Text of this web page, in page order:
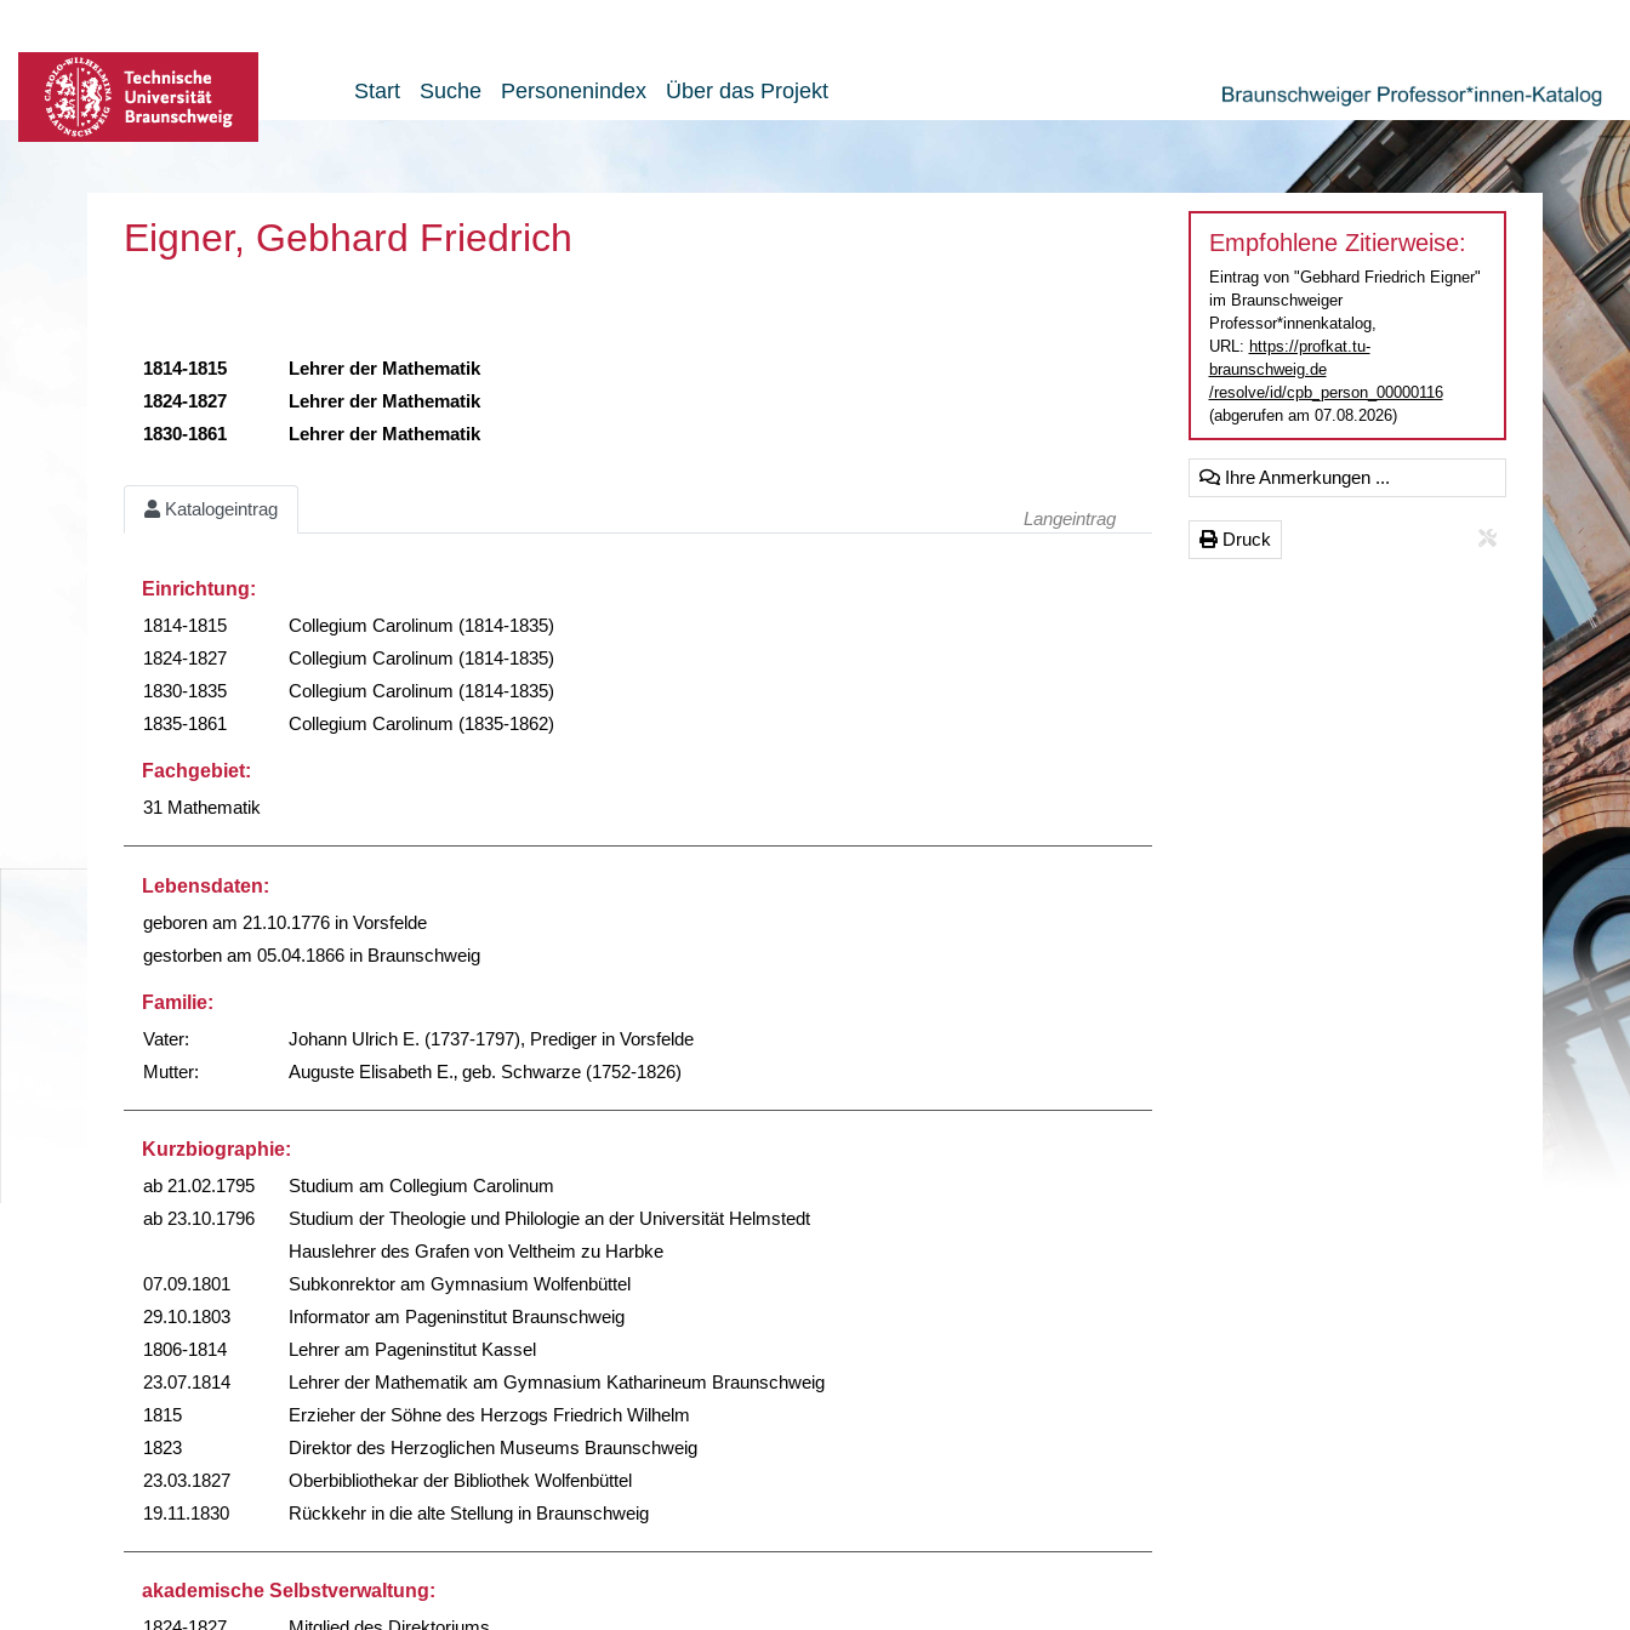
Start Suche Personenindex Über das Projekt
Eigner, Gebhard Friedrich
1814-1815
Lehrer der Mathematik
1824-1827
Lehrer der Mathematik
1830-1861
Lehrer der Mathematik
Katalogeintrag Langeintrag
Einrichtung:
1814-1815
Collegium Carolinum (1814-1835)
1824-1827
Collegium Carolinum (1814-1835)
1830-1835
Collegium Carolinum (1814-1835)
1835-1861
Collegium Carolinum (1835-1862)
Fachgebiet:
31 Mathematik
Lebensdaten:
geboren am 21.10.1776 in Vorsfelde
gestorben am 05.04.1866 in Braunschweig
Familie:
Vater:
Johann Ulrich E. (1737-1797), Prediger in Vorsfelde
Mutter:
Auguste Elisabeth E.‚ geb. Schwarze (1752-1826)
Kurzbiographie:
ab 21.02.1795
Studium am Collegium Carolinum
ab 23.10.1796
Studium der Theologie und Philologie an der Universität Helmstedt
Hauslehrer des Grafen von Veltheim zu Harbke
07.09.1801
Subkonrektor am Gymnasium Wolfenbüttel
29.10.1803
Informator am Pageninstitut Braunschweig
1806-1814
Lehrer am Pageninstitut Kassel
23.07.1814
Lehrer der Mathematik am Gymnasium Katharineum Braunschweig
1815
Erzieher der Söhne des Herzogs Friedrich Wilhelm
1823
Direktor des Herzoglichen Museums Braunschweig
23.03.1827
Oberbibliothekar der Bibliothek Wolfenbüttel
19.11.1830
Rückkehr in die alte Stellung in Braunschweig
akademische Selbstverwaltung:
Empfohlene Zitierweise:
Eintrag von "Gebhard Friedrich Eigner"
im Braunschweiger
Professor*innenkatalog,
URL: https://profkat.tu-
braunschweig.de
/resolve/id/cpb_person_00000116
(abgerufen am 07.08.2026)
Ihre Anmerkungen ...
Druck